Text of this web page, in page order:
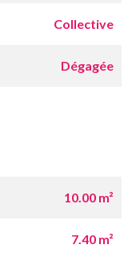
Collective
Dégagée
10.00 m²
7.40 m²